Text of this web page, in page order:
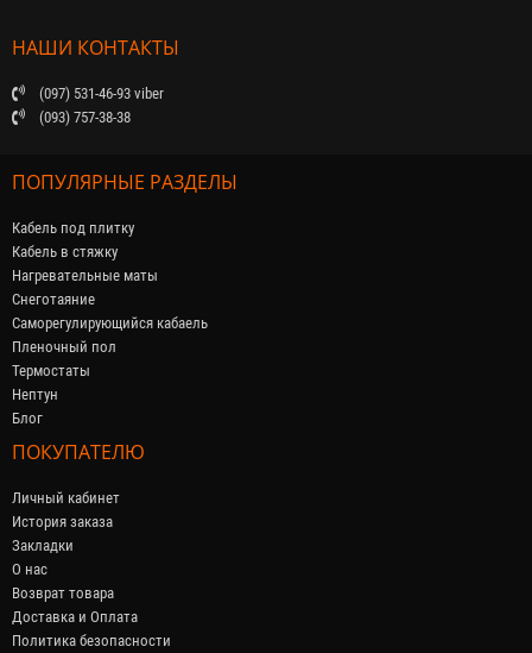
НАШИ КОНТАКТЫ
(097) 531-46-93 viber
(093) 757-38-38
ПОПУЛЯРНЫЕ РАЗДЕЛЫ
Кабель под плитку
Кабель в стяжку
Нагревательные маты
Снеготаяние
Саморегулирующийся кабaель
Пленочный пол
Термостаты
Нептун
Блог
ПОКУПАТЕЛЮ
Личный кабинет
История заказа
Закладки
О нас
Возврат товара
Доставка и Оплата
Политика безопасности